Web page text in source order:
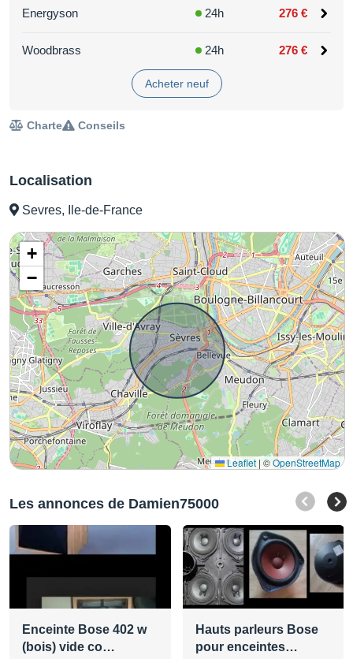
Localisation
Sevres, Ile-de-France
+
−
Leaflet | ©OpenStreetMap
Les annonces de Damien75000
Enceinte Bose 402 w
(bois) vide co…
Hauts parleurs Bose
pour enceintes…
Energyson 24h 276 €
Woodbrass 24h 276 €
Acheter neuf
Charte Conseils